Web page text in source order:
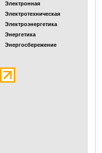
Электронная
Электротехническая
Электроэнергетика
Энергетика
Энергосбережение